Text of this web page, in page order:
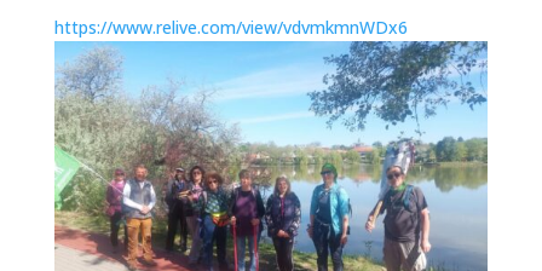
https://www.relive.com/view/vdvmkmnWDx6